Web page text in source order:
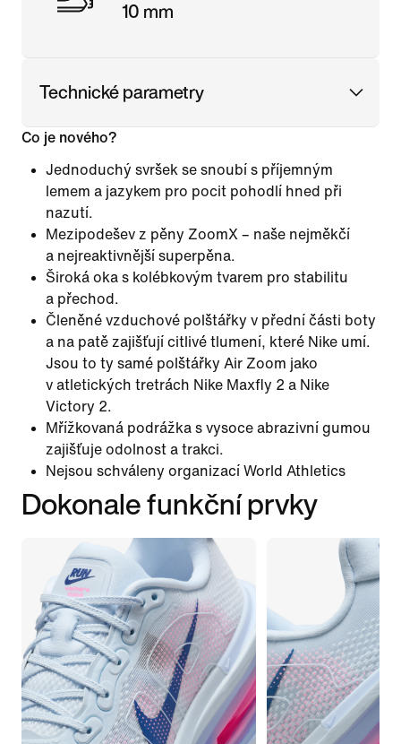
10 mm
Technické parametry
Co je nového?
Jednoduchý svršek se snoubí s příjemným
lemem a jazykem pro pocit pohodlí hned při
nazutí.
Mezipodešev z pěny ZoomX – naše nejměkčí
a nejreaktivnější superpěna.
Široká oka s kolébkovým tvarem pro stabilitu
a přechod.
Členěné vzduchové polštářky v přední části boty
a na patě zajišťují citlivé tlumení, které Nike umí.
Jsou to ty samé polštářky Air Zoom jako
v atletických tretrách Nike Maxfly 2 a Nike
Victory 2.
Mřížkovaná podrážka s vysoce abrazivní gumou
zajišťuje odolnost a trakci.
Nejsou schváleny organizací World Athletics
Dokonale funkční prvky